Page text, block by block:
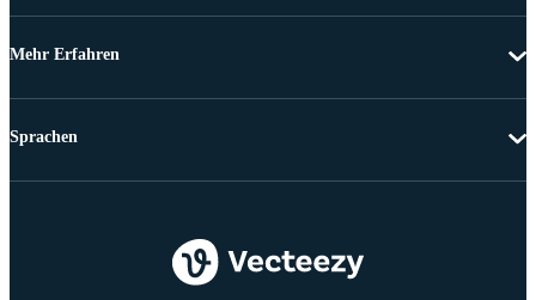
Mehr Erfahren
Sprachen